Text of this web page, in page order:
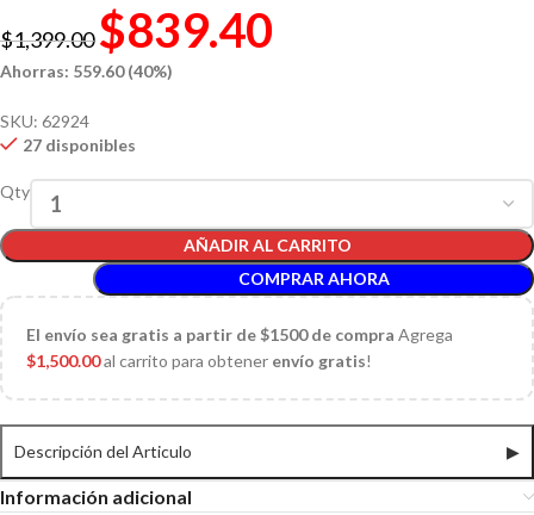
$1,399.00 $839.40
Ahorras: 559.60 (40%)
SKU: 62924
27 disponibles
Qty
AÑADIR AL CARRITO
COMPRAR AHORA
El envío sea gratis a partir de $1500 de compra Agrega
$1,500.00al carrito para obtener envío gratis!
Descripción del Articulo ▶
Información adicional